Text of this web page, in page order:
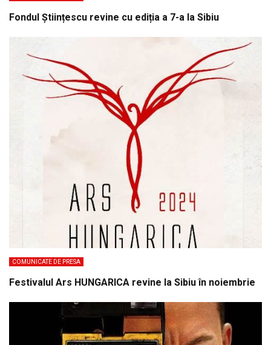
Fondul Științescu revine cu ediția a 7-a la Sibiu
COMUNICATE DE PRESA
Festivalul Ars HUNGARICA revine la Sibiu în noiembrie